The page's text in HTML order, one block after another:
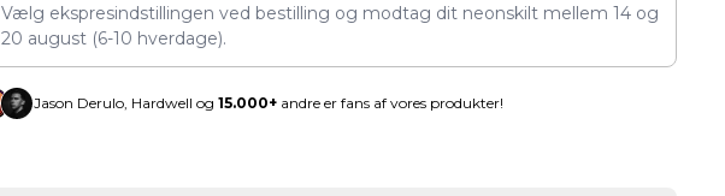
Vælg ekspresindstillingen ved bestilling og modtag dit neonskilt mellem 14og
20 august(6-10 hverdage).
Jason Derulo, Hardwell og 15.000+andre er fans af vores produkter!